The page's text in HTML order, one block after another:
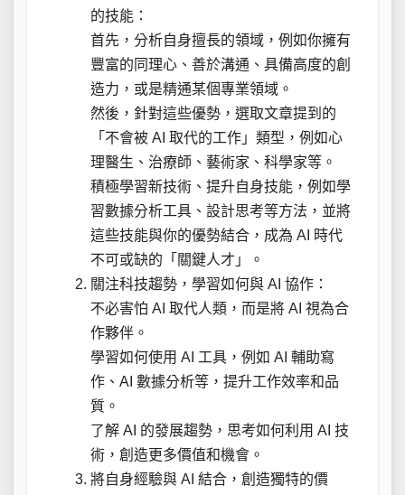
的技能：
首先，分析自身擅長的領域，例如你擁有
豐富的同理心、善於溝通、具備高度的創
造力，或是精通某個專業領域。
然後，針對這些優勢，選取文章提到的
「不會被 AI 取代的工作」類型，例如心
理醫生、治療師、藝術家、科學家等。
積極學習新技術、提升自身技能，例如學
習數據分析工具、設計思考等方法，並將
這些技能與你的優勢結合，成為 AI 時代
不可或缺的「關鍵人才」。
關注科技趨勢，學習如何與 AI 協作：
不必害怕 AI 取代人類，而是將 AI 視為合
作夥伴。
學習如何使用 AI 工具，例如 AI 輔助寫
作、AI 數據分析等，提升工作效率和品
質。
了解 AI 的發展趨勢，思考如何利用 AI 技
術，創造更多價值和機會。
將自身經驗與 AI 結合，創造獨特的價